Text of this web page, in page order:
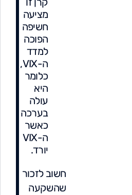
מציעה
חשיפה
הפוכה
למדד
ה-VIX,
כלומר
היא
עולה
בערכה
כאשר
ה-VIX
יורד.
חשוב לזכור
שהשקעה